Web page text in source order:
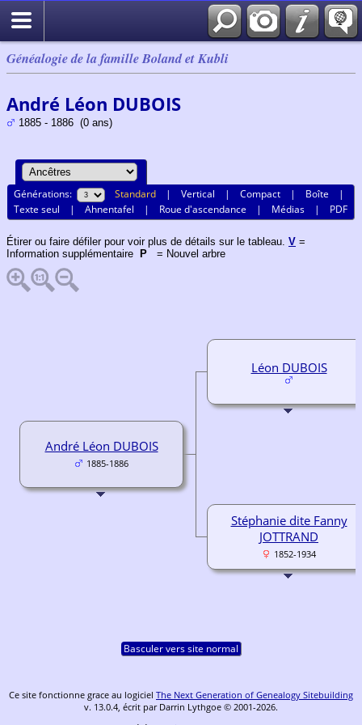
Généalogie de la famille Boland et Kubli
André Léon DUBOIS
1885 - 1886 (0 ans)
Générations: Standard |Vertical |Compact | Boîte |
Texte seul |Ahnentafel | Roue d'ascendance | Médias | PDF
Étirer ou faire défiler pour voir plus de détails sur le tableau. V =
Information supplémentaire
P = Nouvel arbre
André Léon DUBOIS
1885-1886
Léon DUBOIS
Stéphanie dite Fanny
JOTTRAND
1852-1934
Basculer vers site normal
Ce site fonctionne grace au logiciel The Next Generation of Genealogy Sitebuilding
v. 13.0.4, écrit par Darrin Lythgoe © 2001-2026.